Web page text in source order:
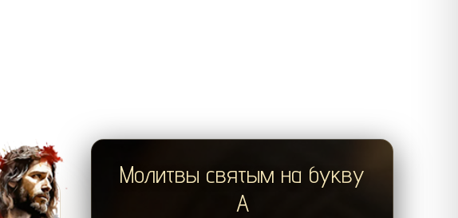
Молитвы святым на букву
А